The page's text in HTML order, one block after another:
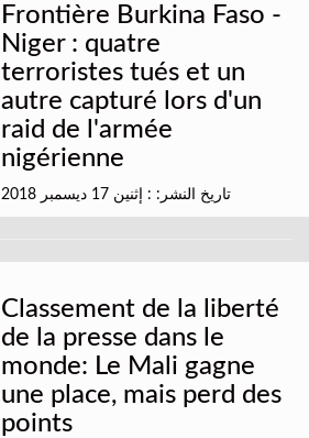
Frontière Burkina Faso -
Niger : quatre
terroristes tués et un
autre capturé lors d'un
raid de l'armée
nigérienne
تاريخ النشر: : إثنين 17 ديسمبر 2018
Classement de la liberté
de la presse dans le
monde: Le Mali gagne
une place, mais perd des
points